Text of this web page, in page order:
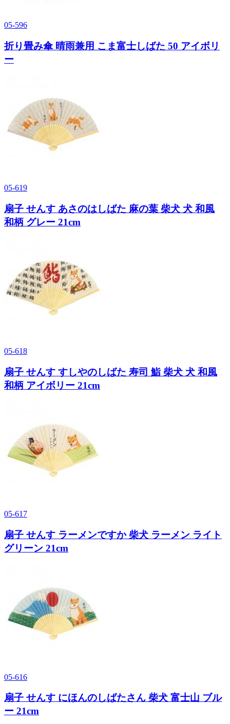
05-596
折り畳み傘 晴雨兼用 こま富士しばた 50 アイボリ
ー
05-619
扇子 せんす あさのはしばた 麻の葉 柴犬 犬 和風
和柄 グレー 21cm
05-618
扇子 せんす すしやのしばた 寿司 鮨 柴犬 犬 和風
和柄 アイボリー 21cm
05-617
扇子 せんす ラーメンですか 柴犬 ラーメン ライト
グリーン 21cm
05-616
扇子 せんす にほんのしばたさん 柴犬 富士山 ブル
ー 21cm